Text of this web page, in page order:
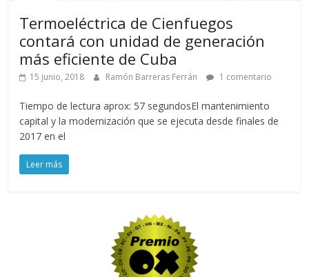
Termoeléctrica de Cienfuegos
contará con unidad de generación
más eficiente de Cuba
15 junio, 2018 Ramón Barreras Ferrán 1 comentario
Tiempo de lectura aprox: 57 segundosEl mantenimiento
capital y la modernización que se ejecuta desde finales de
2017 en el
Leer más